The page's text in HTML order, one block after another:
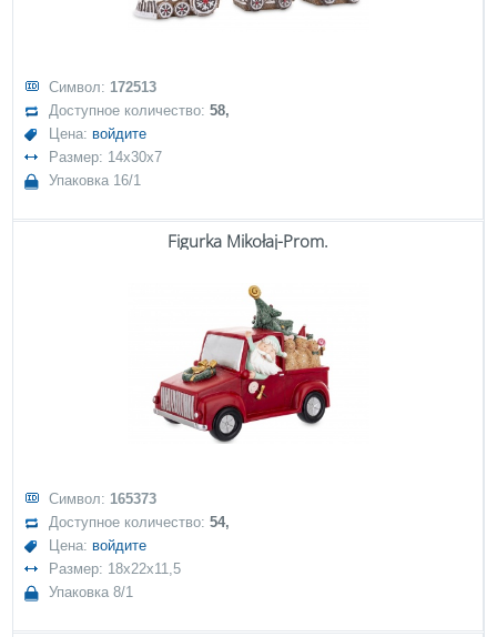
Символ: 172513
Доступное количество:58,
Цена: войдите
Размер: 14x30x7
Упаковка 16/1
Figurka Mikołaj-Prom.
Символ: 165373
Доступное количество:54,
Цена: войдите
Размер: 18x22x11,5
Упаковка 8/1